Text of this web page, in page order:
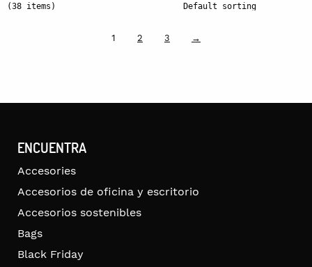
(38 items)
1 2 3 →
ENCUENTRA
Accesories
Accesorios de oficina y escritorio
Accesorios sostenibles
Bags
Black Friday